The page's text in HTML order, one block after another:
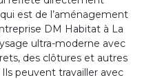
est de l’aménagement
DM Habitat à La
ultra-moderne avec
des clôtures et autres
peuvent travailler avec